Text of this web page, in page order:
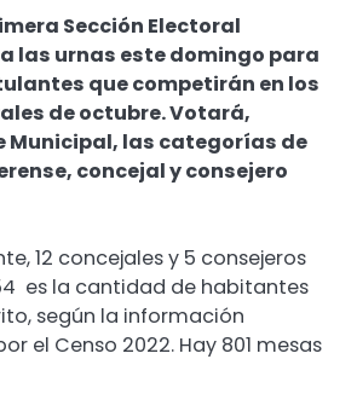
Sección Electoral
las urnas este domingo para
que competirán en los
de octubre. Votará,
Municipal, las categorías de
concejal y consejero
12 concejales y 5 consejeros
es la cantidad de habitantes
según la información
el Censo 2022. Hay 801 mesas